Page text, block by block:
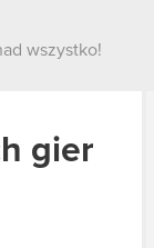
wszystko!
gier